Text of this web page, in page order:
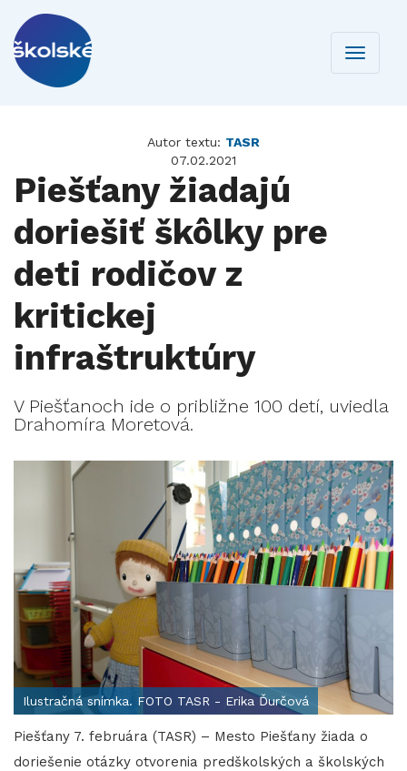
Toggle
Autor textu: TASR
07.02.2021
Piešťany žiadajú
doriešiť škôlky pre
deti rodičov z
kritickej
infraštruktúry
V Piešťanoch ide o približne 100 detí, uviedla
Drahomíra Moretová.
Ilustračná snímka. FOTO TASR - Erika Ďurčová
Piešťany 7. februára (TASR) – Mesto Piešťany žiada o
doriešenie otázky otvorenia predškolských a školských